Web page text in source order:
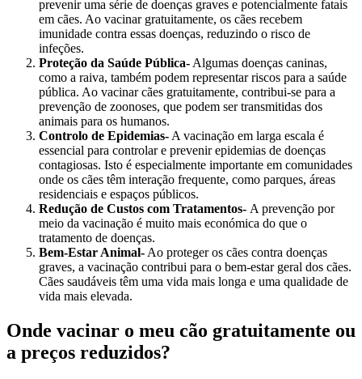
prevenir uma série de doenças graves e potencialmente fatais
em cães. Ao vacinar gratuitamente, os cães recebem
imunidade contra essas doenças, reduzindo o risco de
infeções.
Proteção da Saúde Pública- Algumas doenças caninas,
como a raiva, também podem representar riscos para a saúde
pública. Ao vacinar cães gratuitamente, contribui-se para a
prevenção de zoonoses, que podem ser transmitidas dos
animais para os humanos.
Controlo de Epidemias- A vacinação em larga escala é
essencial para controlar e prevenir epidemias de doenças
contagiosas. Isto é especialmente importante em comunidades
onde os cães têm interação frequente, como parques, áreas
residenciais e espaços públicos.
Redução de Custos com Tratamentos- A prevenção por
meio da vacinação é muito mais económica do que o
tratamento de doenças.
Bem-Estar Animal- Ao proteger os cães contra doenças
graves, a vacinação contribui para o bem-estar geral dos cães.
Cães saudáveis têm uma vida mais longa e uma qualidade de
vida mais elevada.
Onde vacinar o meu cão gratuitamente ou
a preços reduzidos?